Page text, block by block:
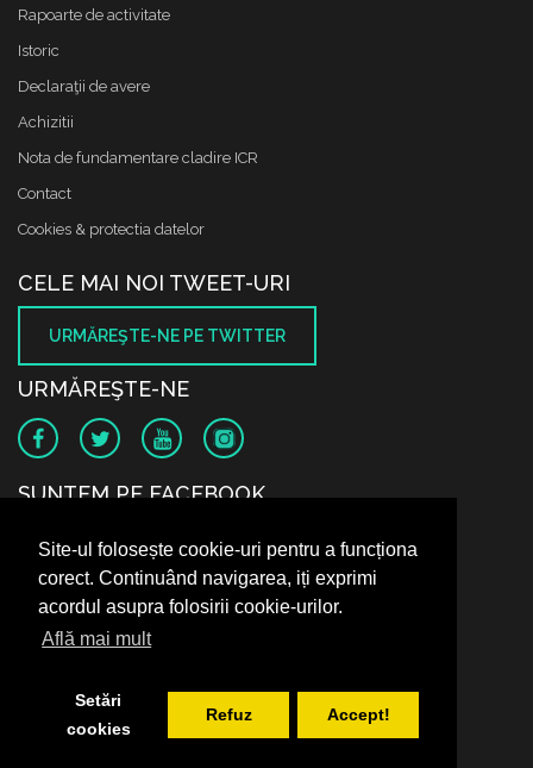
Site-ul folosește cookie-uri pentru a funcționa
corect. Continuând navigarea, iți exprimi
acordul asupra folosirii cookie-urilor.
Află mai mult
Setări
cookies
Refuz Accept!
Rapoarte de activitate
Istoric
Declaraţii de avere
Achizitii
Nota de fundamentare cladire ICR
Contact
Cookies & protectia datelor
CELE MAI NOI TWEET-URI
URMĂREŞTE-NE PE TWITTER
URMĂREŞTE-NE
SUNTEM PE FACEBOOK